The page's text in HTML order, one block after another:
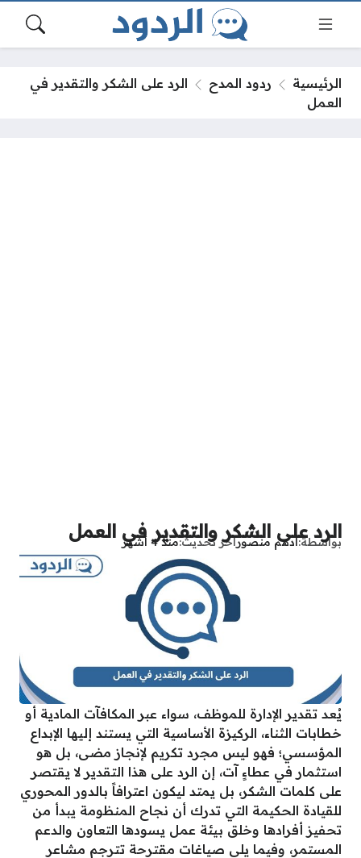
الرئيسية ردود المدح
الرد على الشكر والتقدير في
العمل
الرد على الشكر والتقدير في العمل
بواسطةأدهم منصورآخر تحديثمنذ 4 أشهر
يُعد تقدير الإدارة للموظف، سواء عبر المكافآت المادية أو
خطابات الثناء، الركيزة الأساسية التي يستند إليها الإبداع
المؤسسي؛ فهو ليس مجرد تكريم لإنجاز مضى، بل هو
استثمار في عطاءٍ آت، إن الرد على هذا التقدير لا يقتصر
على كلمات الشكر، بل يمتد ليكون اعترافاً بالدور المحوري
للقيادة الحكيمة التي تدرك أن نجاح المنظومة يبدأ من
تحفيز أفرادها وخلق بيئة عمل يسودها التعاون والدعم
المستمر، وفيما يلي صياغات مقترحة تترجم مشاعر